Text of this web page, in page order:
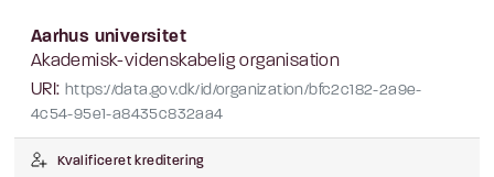
Aarhus universitet
Akademisk-videnskabelig organisation
URI: https://data.gov.dk/id/organization/bfc2c182-2a9e-
4c54-95e1-a8435c832aa4
Kvalificeret kreditering